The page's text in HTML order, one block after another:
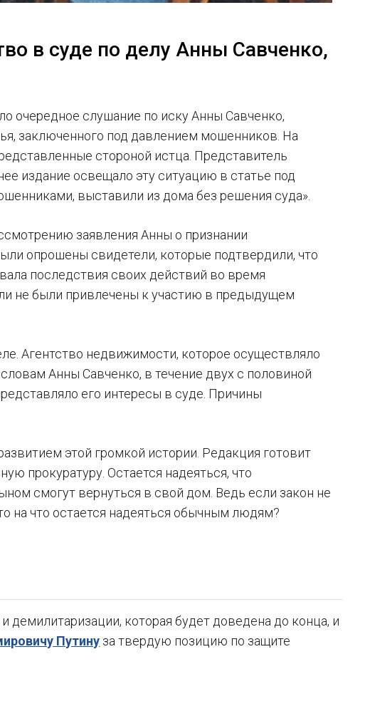
в суде по делу Анны Савченко,
очередное слушание по иску Анны Савченко,
заключенного под давлением мошенников. На
стороной истца. Представитель
издание освещало эту ситуацию в статье под
выставили из дома без решения суда».
заявления Анны о признании
опрошены свидетели, которые подтвердили, что
последствия своих действий во время
не были привлечены к участию в предыдущем
Агентство недвижимости, которое осуществляло
Анны Савченко, в течение двух с половиной
его интересы в суде. Причины
этой громкой истории. Редакция готовит
прокуратуру. Остается надеяться, что
смогут вернуться в свой дом. Ведь если закон не
на что остается надеяться обычным людям?
которая будет доведена до конца, и
Путину за твердую позицию по защите